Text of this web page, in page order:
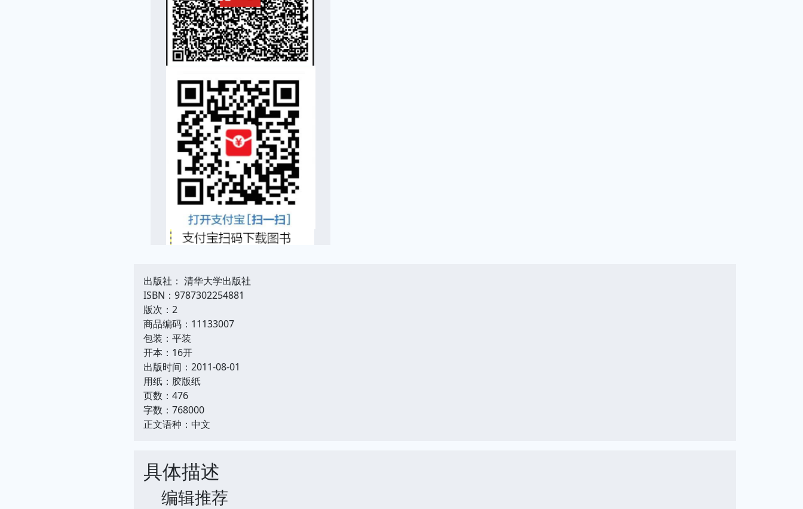
出版社： 清华大学出版社
ISBN：9787302254881
版次：2
商品编码：11133007
包装：平装
开本：16开
出版时间：2011-08-01
用纸：胶版纸
页数：476
字数：768000
正文语种：中文
具体描述
编辑推荐